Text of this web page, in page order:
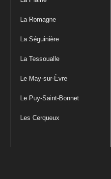
La Romagne
La Séguinière
La Tessoualle
Le May-sur-Èvre
Le Puy-Saint-Bonnet
Les Cerqueux